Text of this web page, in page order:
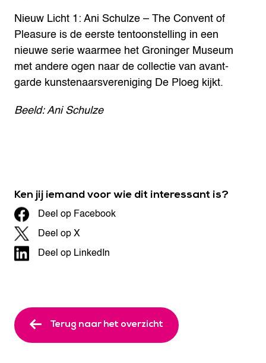
Nieuw Licht 1: Ani Schulze – The Convent of
Pleasure is de eerste tentoonstelling in een
nieuwe serie waarmee het Groninger Museum
met andere ogen naar de collectie van avant-
garde kunstenaarsvereniging De Ploeg kijkt.
Beeld: Ani Schulze
Ken jij iemand voor wie dit interessant is?
Deel op Facebook
Deel op X
Deel op LinkedIn
Terug naar het overzicht